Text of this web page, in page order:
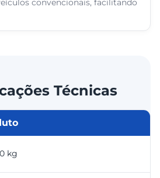
convencionais, facilitando
Técnicas
kg